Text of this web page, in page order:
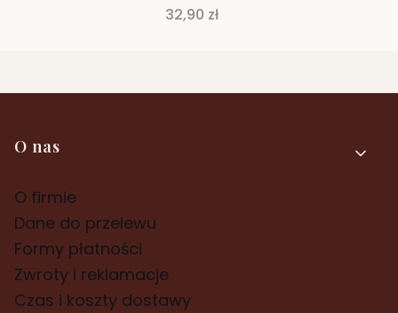
Cena
32,90 zł
Linki w stopce
O nas
O firmie
Dane do przelewu
Formy płatności
Zwroty i reklamacje
Czas i koszty dostawy